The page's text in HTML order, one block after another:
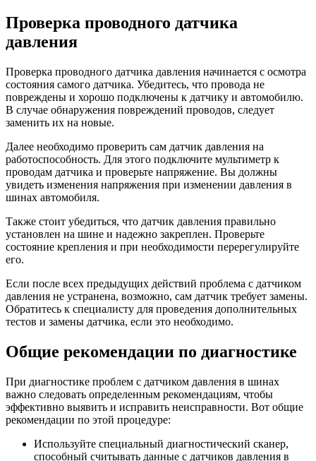
Проверка проводного датчика
давления
Проверка проводного датчика давления начинается с осмотра
состояния самого датчика. Убедитесь, что провода не
повреждены и хорошо подключены к датчику и автомобилю.
В случае обнаружения повреждений проводов, следует
заменить их на новые.
Далее необходимо проверить сам датчик давления на
работоспособность. Для этого подключите мультиметр к
проводам датчика и проверьте напряжение. Вы должны
увидеть изменения напряжения при изменении давления в
шинах автомобиля.
Также стоит убедиться, что датчик давления правильно
установлен на шине и надежно закреплен. Проверьте
состояние крепления и при необходимости перерегулируйте
его.
Если после всех предыдущих действий проблема с датчиком
давления не устранена, возможно, сам датчик требует замены.
Обратитесь к специалисту для проведения дополнительных
тестов и замены датчика, если это необходимо.
Общие рекомендации по диагностике
При диагностике проблем с датчиком давления в шинах
важно следовать определенным рекомендациям, чтобы
эффективно выявить и исправить неисправности. Вот общие
рекомендации по этой процедуре:
Используйте специальный диагностический сканер,
способный считывать данные с датчиков давления в